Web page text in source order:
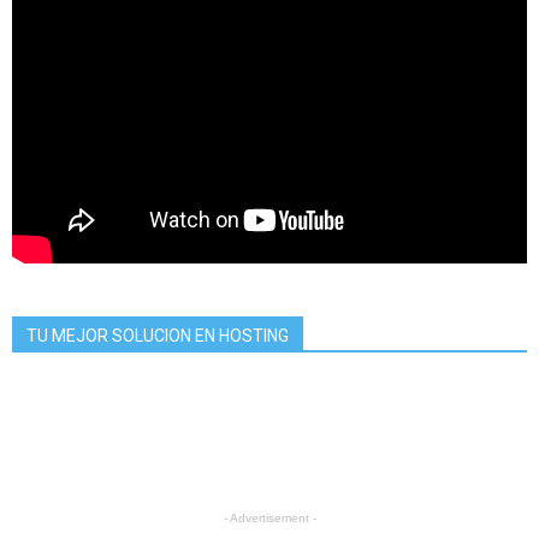
TU MEJOR SOLUCION EN HOSTING
- Advertisement -